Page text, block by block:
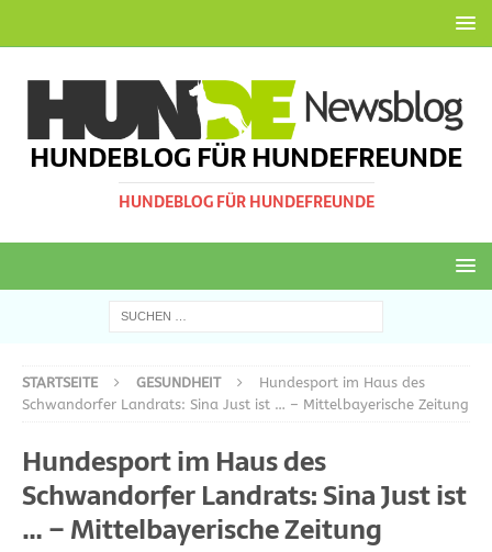
HUNDEBLOG FÜR HUNDEFREUNDE
HUNDEBLOG FÜR HUNDEFREUNDE
STARTSEITE GESUNDHEIT
Hundesport im Haus des
Schwandorfer Landrats: Sina Just ist … – Mittelbayerische Zeitung
Hundesport im Haus des
Schwandorfer Landrats: Sina Just ist
… – Mittelbayerische Zeitung